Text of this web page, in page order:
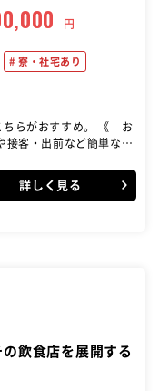
円
寮・社宅あり
がおすすめ。 《 お
客・出前など簡単な補
み1年をかけながら魚の
す。 経営ノウハウやマ
中！家族経営なので、
詳しく見る
飲食店を展開する